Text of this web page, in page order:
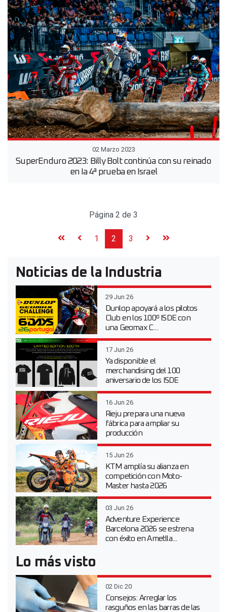
02 Marzo 2023
SuperEnduro 2023: Billy Bolt continúa con su reinado
en Ia 4ª prueba en Israel
Página 2 de 3
1 2 3
Noticias de la Industria
29 Jun 26
Dunlop apoyará a los pilotos
Club en los 100º ISDE con
una Geomax C...
17 Jun 26
Ya disponible el
merchandising del 100
aniversario de los ISDE
16 Jun 26
Rieju prepara una nueva
fábrica para ampliar su
producción
15 Jun 26
KTM amplía su alianza en
competición con Moto-
Master hasta 2026
03 Jun 26
Adventure Experience
Barcelona 2026 se estrena
con éxito en Ametlla...
Lo más visto
02 Dic 20
Consejos: Arreglar los
rasguños en las barras de las